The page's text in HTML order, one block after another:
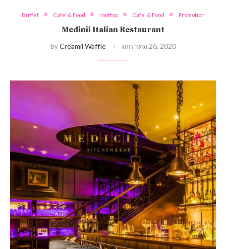
Buffet Cafe' & Food rooftop Cafe' & Food Promotion
Medinii Italian Restaurant
byCreamii Waffle มกราคม 26, 2020